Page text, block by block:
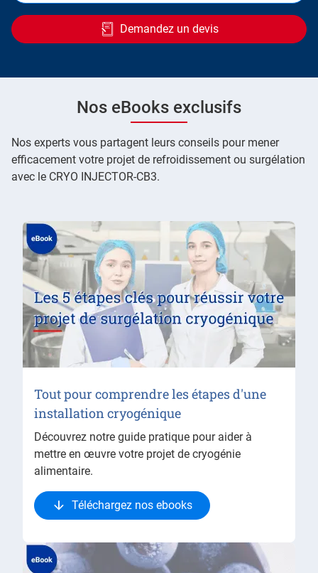
Demandez un devis
Nos eBooks exclusifs
Nos experts vous partagent leurs conseils pour mener
efficacement votre projet de refroidissement ou surgélation
avec le CRYO INJECTOR-CB3.
Tout pour comprendre les étapes d'une
installation cryogénique
Découvrez notre guide pratique pour aider à
mettre en œuvre votre projet de cryogénie
alimentaire.
Téléchargez nos ebooks